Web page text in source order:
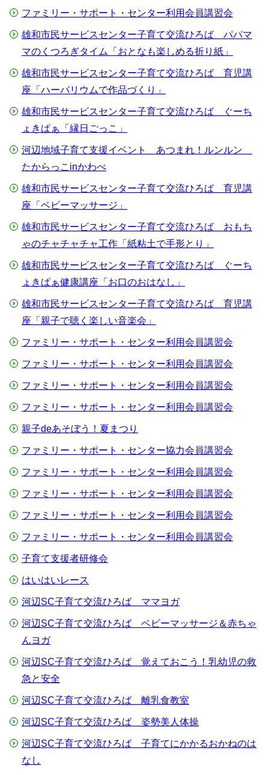
ファミリー・サポート・センター利用会員講習会
雄和市民サービスセンター子育て交流ひろば パパマ
マのくつろぎタイム「おとなも楽しめる折り紙」
雄和市民サービスセンター子育て交流ひろば 育児講
座「ハーバリウムで作品づくり」
雄和市民サービスセンター子育て交流ひろば ぐーち
ょきぱぁ「縁日ごっこ」
河辺地域子育て支援イベント あつまれ！ルンルン
たからっこinかわべ
雄和市民サービスセンター子育て交流ひろば 育児講
座「ベビーマッサージ」
雄和市民サービスセンター子育て交流ひろば おもち
ゃのチャチャチャ工作「紙粘土で手形とり」
雄和市民サービスセンター子育て交流ひろば ぐーち
ょきぱぁ健康講座「お口のおはなし」
雄和市民サービスセンター子育て交流ひろば 育児講
座「親子で聴く楽しい音楽会」
ファミリー・サポート・センター利用会員講習会
ファミリー・サポート・センター利用会員講習会
ファミリー・サポート・センター利用会員講習会
ファミリー・サポート・センター利用会員講習会
親子deあそぼう！夏まつり
ファミリー・サポート・センター協力会員講習会
ファミリー・サポート・センター利用会員講習会
ファミリー・サポート・センター利用会員講習会
ファミリー・サポート・センター利用会員講習会
ファミリー・サポート・センター利用会員講習会
子育て支援者研修会
はいはいレース
河辺SC子育て交流ひろば ママヨガ
河辺SC子育て交流ひろば ベビーマッサージ＆赤ちゃ
んヨガ
河辺SC子育て交流ひろば 覚えておこう！乳幼児の救
急と安全
河辺SC子育て交流ひろば 離乳食教室
河辺SC子育て交流ひろば 姿勢美人体操
河辺SC子育て交流ひろば 子育てにかかるおかねのは
なし